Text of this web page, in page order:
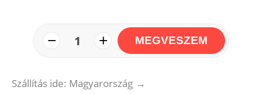
− 1 + MEGVESZEM
Szállítás ide: Magyarország →